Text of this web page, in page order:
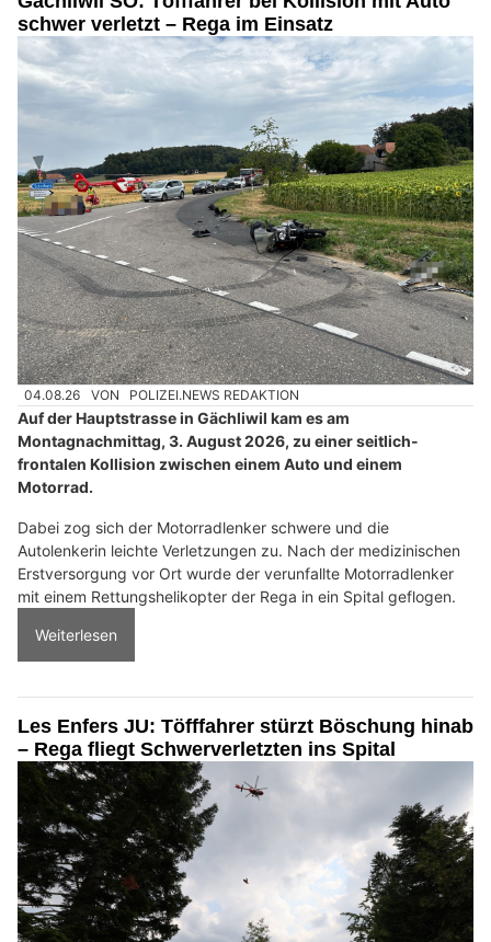
schwer verletzt – Rega im Einsatz
04.08.26 VON POLIZEI.NEWS REDAKTION
Auf der Hauptstrasse in Gächliwil kam es am
Montagnachmittag, 3. August 2026, zu einer seitlich-
frontalen Kollision zwischen einem Auto und einem
Motorrad.
Dabei zog sich der Motorradlenker schwere und die
Autolenkerin leichte Verletzungen zu. Nach der medizinischen
Erstversorgung vor Ort wurde der verunfallte Motorradlenker
mit einem Rettungshelikopter der Rega in ein Spital geflogen.
Weiterlesen
Les Enfers JU: Töfffahrer stürzt Böschung hinab
– Rega fliegt Schwerverletzten ins Spital